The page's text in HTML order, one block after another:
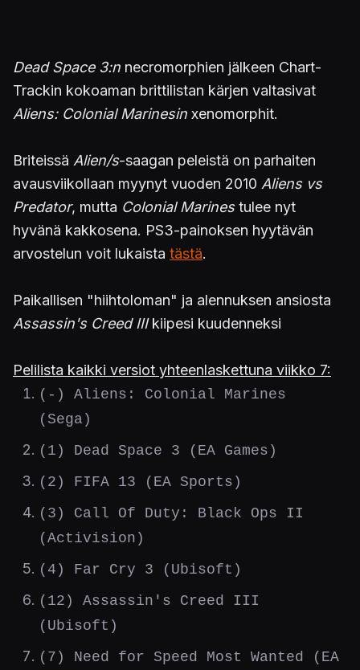
Dead Space 3:n necromorphien jälkeen Chart-
Trackin kokoaman brittilistan kärjen valtasivat
Aliens: Colonial Marinesin xenomorphit.
Briteissä Alien/s-saagan peleistä on parhaiten
avausviikollaan myynyt vuoden 2010 Aliens vs
Predator, mutta Colonial Marinestulee nyt
hyvänä kakkosena. PS3-painoksen hyytävän
arvostelun voit lukaista tästä.
Paikallisen "hiihtoloman" ja alennuksen ansiosta
Assassin's Creed IIIkiipesi kuudenneksi
Pelilista kaikki versiot yhteenlaskettuna viikko 7:
(-) Aliens: Colonial Marines
(Sega)
(1) Dead Space 3 (EA Games)
(2) FIFA 13 (EA Sports)
(3) Call Of Duty: Black Ops II
(Activision)
(4) Far Cry 3 (Ubisoft)
(12) Assassin's Creed III
(Ubisoft)
(7) Need for Speed Most Wanted (EA